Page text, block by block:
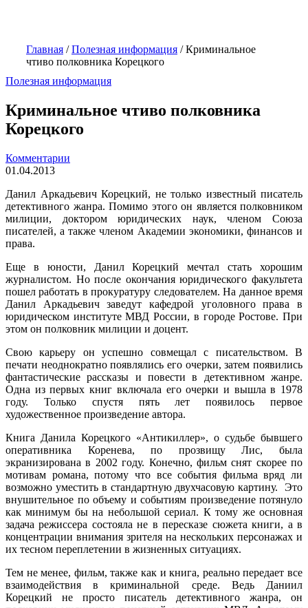
Главная /Полезная информация /Криминальное
чтиво полковника Корецкого
Полезная информация
Криминальное чтиво полковника
Корецкого
Комментарии
01.04.2013
Данил Аркадьевич Корецкий, не только известный писатель
детективного жанра. Помимо этого он является полковником
милиции, доктором юридических наук, членом Союза
писателей, а также членом Академии экономики, финансов и
права.
Еще в юности, Данил Корецкий мечтал стать хорошим
журналистом. Но после окончания юридического факультета
пошел работать в прокуратуру следователем. На данное время
Данил Аркадьевич заведут кафедрой уголовного права в
юридическом институте МВД России, в городе Ростове. При
этом он полковник милиции и доцент.
Свою карьеру он успешно совмещал с писательством. В
печати неоднократно появлялись его очерки, затем появились
фантастические рассказы и повести в детективном жанре.
Одна из первых книг включала его очерки и вышла в 1978
году. Только спустя пять лет появилось первое
художественное произведение автора.
Книга Данила Корецкого «Антикиллер», о судьбе бывшего
оперативника Коренева, по прозвищу Лис, была
экранизирована в 2002 году. Конечно, фильм снят скорее по
мотивам романа, потому что все события фильма вряд ли
возможно уместить в стандартную двухчасовую картину. Это
внушительное по объему и событиям произведение потянуло
как минимум бы на небольшой сериал. К тому же основная
задача режиссера состояла не в пересказе сюжета книги, а в
концентрации внимания зрителя на нескольких персонажах и
их тесном переплетении в жизненных ситуациях.
Тем не менее, фильм, также как и книга, реально передает все
взаимодействия в криминальной среде. Ведь Даниил
Корецкий не просто писатель детективного жанра, он